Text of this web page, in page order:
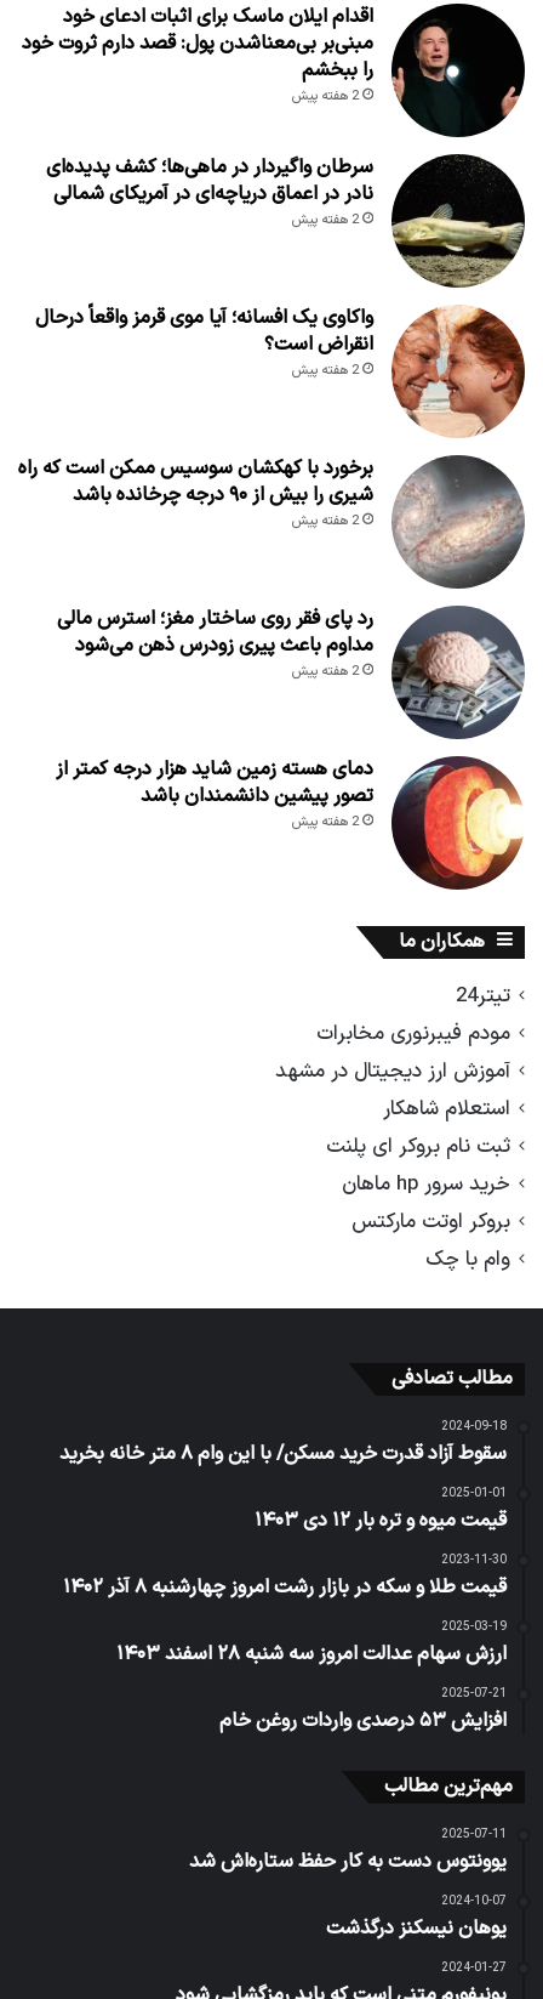
اقدام ایلان ماسک برای اثبات ادعای خود
مبنی‌بر بی‌معناشدن پول: قصد دارم ثروت خود
را ببخشم
2 هفته پیش
سرطان واگیردار در ماهی‌ها؛ کشف پدیده‌ای
نادر در اعماق دریاچه‌ای در آمریکای شمالی
2 هفته پیش
واکاوی یک افسانه؛ آیا موی قرمز واقعاً درحال
انقراض است؟
2 هفته پیش
برخورد با کهکشان سوسیس ممکن است که راه
شیری را بیش از ۹۰ درجه چرخانده باشد
2 هفته پیش
رد پای فقر روی ساختار مغز؛ استرس مالی
مداوم باعث پیری زودرس ذهن می‌شود
2 هفته پیش
دمای هسته زمین شاید هزار درجه کمتر از
تصور پیشین دانشمندان باشد
2 هفته پیش
همکاران ما
تیتر24
مودم فیبرنوری مخابرات
آموزش ارز دیجیتال در مشهد
استعلام شاهکار
ثبت نام بروکر ای پلنت
خرید سرور hp ماهان
بروکر اوتت مارکتس
وام با چک
مطالب تصادفی
2024-09-18
سقوط آزاد قدرت خرید مسکن/ با این وام ۸ متر خانه بخرید
2025-01-01
قیمت میوه و تره بار ۱۲ دی ۱۴۰۳
2023-11-30
قیمت طلا و سکه در بازار رشت امروز چهارشنبه ۸ آذر ۱۴۰۲
2025-03-19
ارزش سهام عدالت امروز سه شنبه ۲۸ اسفند ۱۴۰۳
2025-07-21
افزایش ۵۳ درصدی واردات روغن خام
مهم‌ترین مطالب
2025-07-11
یوونتوس دست به کار حفظ ستاره‌اش شد
2024-10-07
یوهان نیسکنز درگذشت
2024-01-27